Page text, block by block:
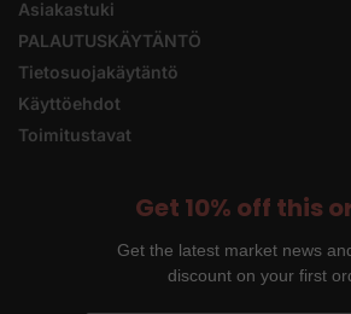
Asiakastuki
PALAUTUSKÄYTÄNTÖ
Tietosuojakäytäntö
Käyttöehdot
Toimitustavat
Get 10% off this
Get the latest market news
discount on your first